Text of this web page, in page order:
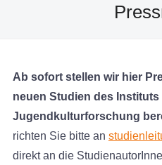
Ab sofort stellen wir hier
neuen Studien des Instituts
Jugendkulturforschung
richten Sie bitte an
direkt an die